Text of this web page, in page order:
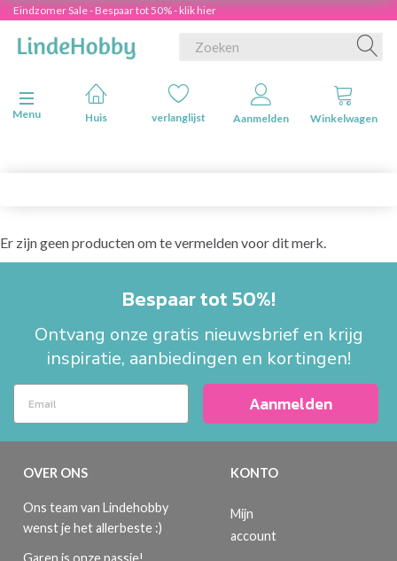
Eindzomer Sale - Bespaar tot 50% - klik hier
Navigatie in-/uitschakelen
Menu
Huis verlanglijst Aanmelden Winkelwagen
Er zijn geen producten om te vermelden voor dit merk.
Bespaar tot 50%!
Ontvang onze gratis nieuwsbrief en krijg
inspiratie, aanbiedingen en kortingen!
Aanmelden
OVER ONS
Ons team van Lindehobby
wenst je het allerbeste :)
KONTO
Mijn
account